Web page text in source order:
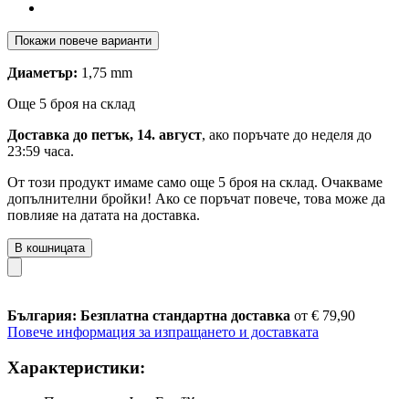
Покажи повече варианти
Диаметър: 1,75 mm
Още 5 броя на склад
Доставка до петък, 14. август, ако поръчате до неделя до
23:59 часа.
От този продукт имаме само още 5 броя на склад. Очакваме
допълнителни бройки! Ако се поръчат повече, това може да
повлияе на датата на доставка.
В кошницата
България: Безплатна стандартна доставка от € 79,90
Повече информация за изпращането и доставката
Характеристики: